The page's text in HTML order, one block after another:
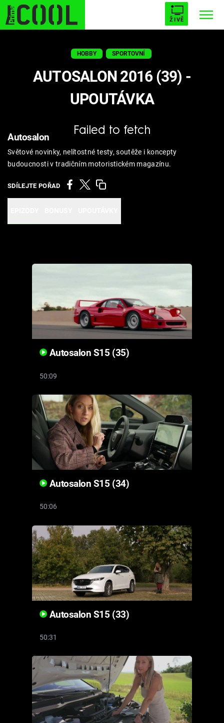
ŽIVĚ
STARHOUSE BUFFY, PŘEMOŽITELKA UPÍRŮ
ESCAPE PLNEJ KOTEL AVENGERS 5
Témata
Filmy
Seriály
Sledujte prima+
Přihlášení
Sledujte nás
HOBBY SPORTOVNÍ
AUTOSALON 2016 (39) -
UPOUTÁVKA
Failed to fetch
Světové novinky, nelítostné testy, soutěže i koncepty
budoucnosti v tradičním motoristickém magazínu.
SDÍLEJTE POŘAD
Autosalon
Autosalon S15 (35)
50:09
Autosalon S15 (34)
50:06
Autosalon S15 (33)
50:31